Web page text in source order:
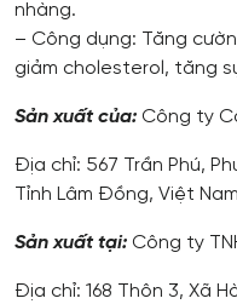
nhàng.
– Công dụng: Tăng
giảm cholesterol, tăng
Sản xuất của: Công ty
Địa chỉ: 567 Trần Phú,
Tỉnh Lâm Đồng, Việt
Sản xuất tại: Công ty
Địa chỉ: 168 Thôn 3, Xã